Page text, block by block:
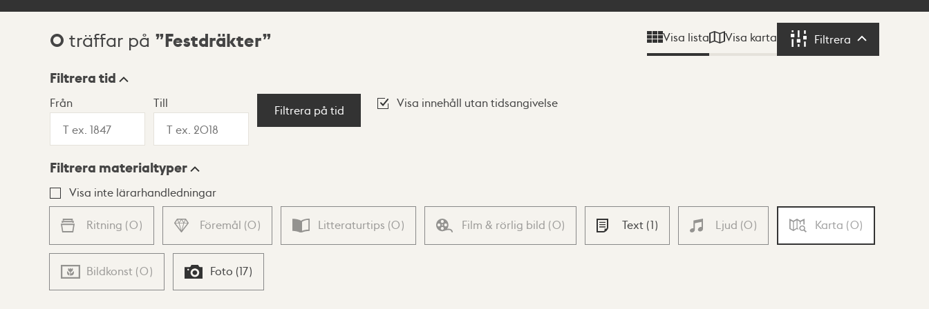
Sökresultat
0 träffar på Festdräkter Visa lista Visa karta Filtrera Filtrera
Visningsläge
Lista Karta
Filtrera tid
Från Till
Filtrera på tid
Visa innehåll utan tidsangivelse
Filtrera materialtyper
Visa inte lärarhandledningar
Ritning (0) Föremål (0) Litteraturtips (0) Film & rörlig bild (0) Text (1) Ljud (0) Karta (0)
Bildkonst (0) Foto (17)